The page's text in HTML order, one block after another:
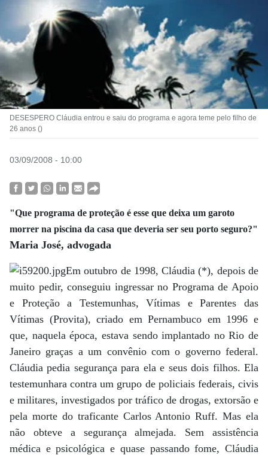
DESESPERO Cláudia entrou e saiu do programa e agora teme pelo filho de
26 anos ()
03/09/2008 - 10:00
"Que programa de proteção é esse que deixa um garoto
morrer na piscina da casa que deveria ser seu porto seguro?"
Maria José, advogada
Em outubro de 1998, Cláudia (*), depois de
muito pedir, conseguiu ingressar no Programa de Apoio
e Proteção a Testemunhas, Vítimas e Parentes das
Vítimas (Provita), criado em Pernambuco em 1996 e
que, naquela época, estava sendo implantado no Rio de
Janeiro graças a um convênio com o governo federal.
Cláudia pedia segurança para ela e seus dois filhos. Ela
testemunhara contra um grupo de policiais federais, civis
e militares, investigados por tráfico de drogas, extorsão e
pela morte do traficante Carlos Antonio Ruff. Mas ela
não obteve a segurança almejada. Sem assistência
médica e psicológica e quase passando fome, Cláudia